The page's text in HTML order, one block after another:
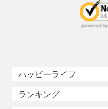
ハッピーライフ
ランキング